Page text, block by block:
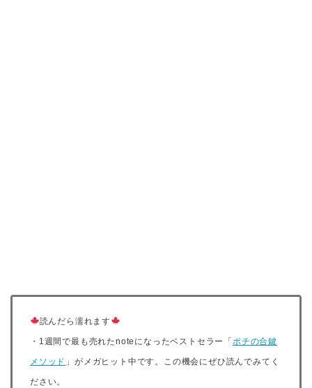
読んだら濡れます
・1週間で最も売れたnoteになったベストセラー「ポチの合鍵
メソッド 」がメガヒット中です。この機会にぜひ読んでみてく
ださい。